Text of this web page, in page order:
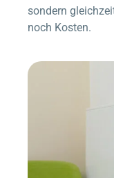
sondern
noch Kosten.